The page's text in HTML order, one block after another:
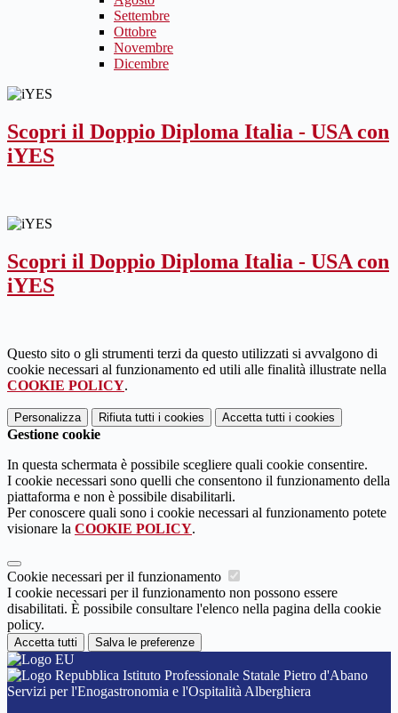
Settembre
Ottobre
Novembre
Dicembre
Scopri il Doppio Diploma Italia - USA con
iYES
Scopri il Doppio Diploma Italia - USA con
iYES
Questo sito o gli strumenti terzi da questo utilizzati si avvalgono di
cookie necessari al funzionamento ed utili alle finalità illustrate nella
COOKIE POLICY.
Personalizza Rifiuta tutti i cookies Accetta tutti i cookies
Gestione cookie
In questa schermata è possibile scegliere quali cookie consentire.
I cookie necessari sono quelli che consentono il funzionamento della
piattaforma e non è possibile disabilitarli.
Per conoscere quali sono i cookie necessari al funzionamento potete
visionare la COOKIE POLICY.
Cookie necessari per il funzionamento
I cookie necessari per il funzionamento non possono essere
disabilitati. È possibile consultare l'elenco nella pagina della cookie
policy.
Accetta tutti Salva le preferenze
Istituto Professionale Statale Pietro d'Abano
Servizi per l'Enogastronomia e l'Ospitalità Alberghiera